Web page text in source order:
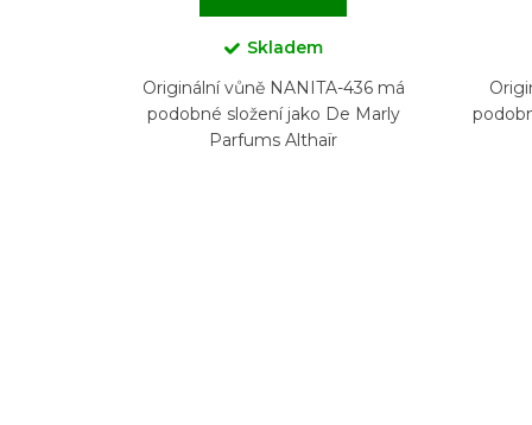
Skladem
Originální vůně NANITA-436 má
podobné složení jako De Marly
Parfums Althaïr